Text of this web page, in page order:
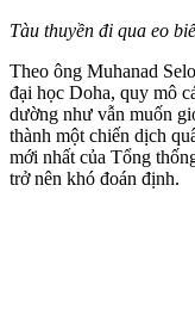
Tàu thuyền đi qua eo
Theo ông Muhanad
đại học Doha, quy mô
dường như vẫn muốn
thành một chiến dịch
mới nhất của Tổng
trở nên khó đoán định.